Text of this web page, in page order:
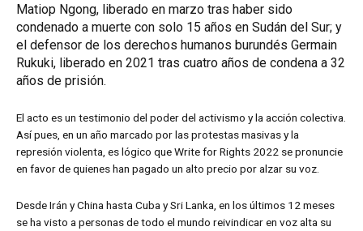
Matiop Ngong, liberado en marzo tras haber sido
condenado a muerte con solo 15 años en Sudán del Sur; y
el defensor de los derechos humanos burundés Germain
Rukuki, liberado en 2021 tras cuatro años de condena a 32
años de prisión.
El acto es un testimonio del poder del activismo y la acción colectiva.
Así pues, en un año marcado por las protestas masivas y la
represión violenta, es lógico que Write for Rights 2022 se pronuncie
en favor de quienes han pagado un alto precio por alzar su voz.
Desde Irán y China hasta Cuba y Sri Lanka, en los últimos 12 meses
se ha visto a personas de todo el mundo reivindicar en voz alta su